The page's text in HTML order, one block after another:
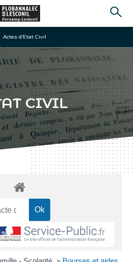
Actes d’Etat Civil
CIVIL